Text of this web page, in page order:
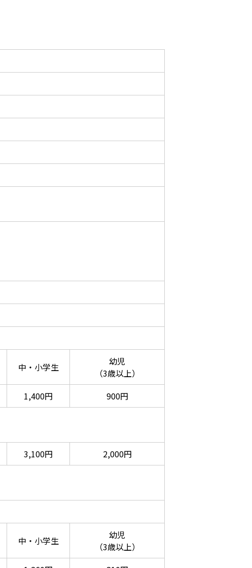
中・小学生
幼児
（3歳以上）
1,400円 900円
3,100円 2,000円
中・小学生
幼児
（3歳以上）